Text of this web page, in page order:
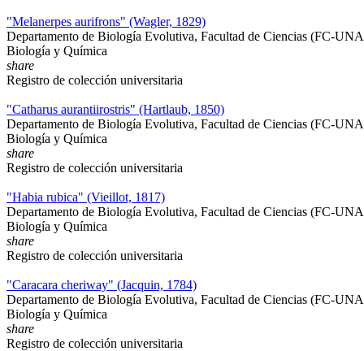
"Melanerpes aurifrons" (Wagler, 1829)
Departamento de Biología Evolutiva, Facultad de Ciencias (FC-
Biología y Química
share
Registro de colección universitaria
"Catharus aurantiirostris" (Hartlaub, 1850)
Departamento de Biología Evolutiva, Facultad de Ciencias (FC-
Biología y Química
share
Registro de colección universitaria
"Habia rubica" (Vieillot, 1817)
Departamento de Biología Evolutiva, Facultad de Ciencias (FC-
Biología y Química
share
Registro de colección universitaria
"Caracara cheriway" (Jacquin, 1784)
Departamento de Biología Evolutiva, Facultad de Ciencias (FC-
Biología y Química
share
Registro de colección universitaria